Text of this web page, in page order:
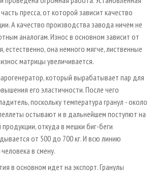
пресса, от которой зависит качество
А качество производства завода ничем не
аналогам. Износ в основном зависит от
естественно, она немного мягче, лиственные
матрицы увеличивается.
который вырабатывает пар для
его эластичности. После чего
поскольку температура гранул - около
остывают и в дальнейшем поступют на
откуда в мешки биг-беги
от 500 до 700 кг. И всю линию
в смену.
в основном идет на экспорт. Гранулы